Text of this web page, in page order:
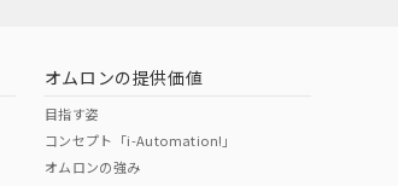
オムロンの提供価値
目指す姿
コンセプト「i-Automation!」
オムロンの強み